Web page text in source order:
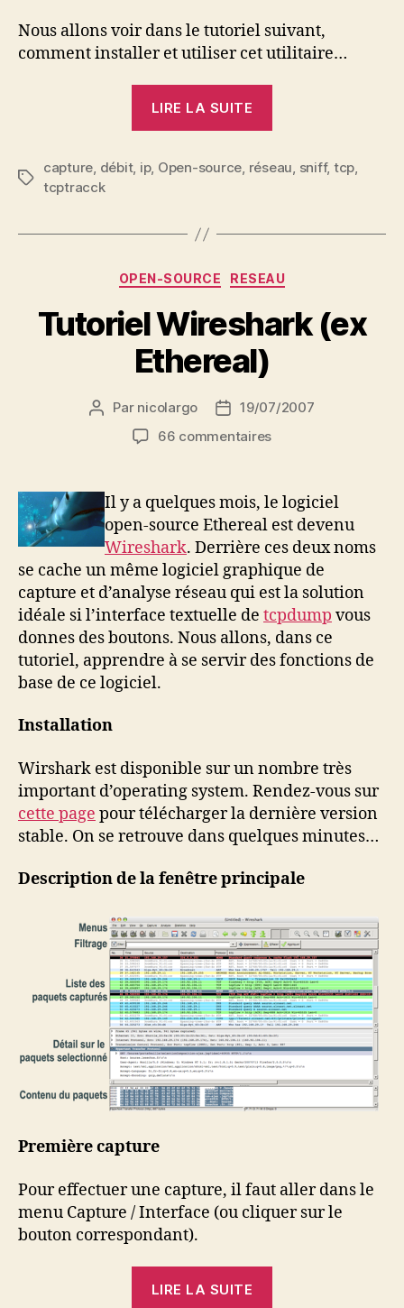
Nous allons voir dans le tutoriel suivant,
comment installer et utiliser cet utilitaire…
LIRE LA SUITE
connexions
Étiquettes
capture, débit, ip, Open-source, réseau, sniff, tcp,
tcptracck
Catégories
OPEN-SOURCE RESEAU
Tutoriel Wireshark (ex
Ethereal)
Auteur
l’article
Par nicolargo
Date
de
19/07/2007
66 commentairessur
(ex
Ethereal)
Il y a quelques mois, le logiciel
open-source Ethereal est devenu
Wireshark. Derrière ces deux noms
se cache un même logiciel graphique de
capture et d’analyse réseau qui est la solution
idéale si l’interface textuelle de tcpdump vous
donnes des boutons. Nous allons, dans ce
tutoriel, apprendre à se servir des fonctions de
base de ce logiciel.
Installation
Wirshark est disponible sur un nombre très
important d’operating system. Rendez-vous sur
cette page pour télécharger la dernière version
stable. On se retrouve dans quelques minutes…
Description de la fenêtre principale
Première capture
Pour effectuer une capture, il faut aller dans le
menu Capture / Interface (ou cliquer sur le
bouton correspondant).
LIRE LA SUITE